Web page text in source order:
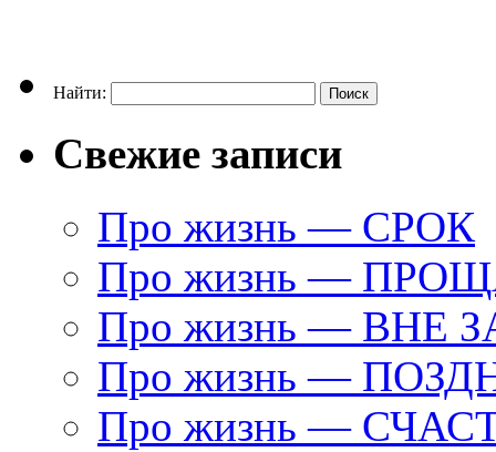
Найти:
Свежие записи
Про жизнь — СРОК
Про жизнь —
Про жизнь — ВНЕ
Про жизнь —
Про жизнь —